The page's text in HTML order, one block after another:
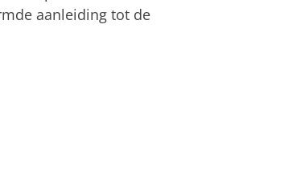
aanleiding tot de